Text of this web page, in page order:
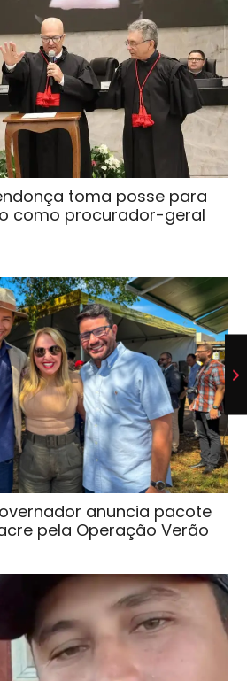
toma posse para
como procurador-geral
anuncia pacote
pela Operação Verão